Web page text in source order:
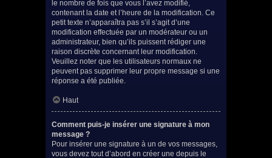
le nombre de fois que vous l’avez modifié,
contenant la date et l’heure de la modification. Ce
petit texte n’apparaîtra pas s’il s’agit d’une
modification effectuée par un modérateur ou un
administrateur, bien qu’ils puissent rédiger une
raison discrète concernant leur modification.
Veuillez noter que les utilisateurs normaux ne
peuvent pas supprimer leur propre message si une
réponse a été publiée.
Haut
Comment puis-je insérer une signature à mon
message ?
Pour insérer une signature à un de vos messages,
vous devez tout d’abord en créer une depuis le